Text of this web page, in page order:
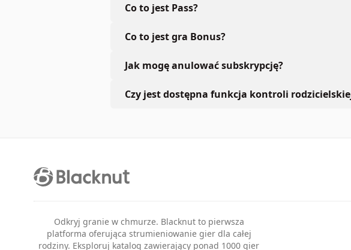
Co to jest Pass?
Co to jest gra Bonus?
Jak mogę anulować subskrypcję?
Czy jest dostępna funkcja kontroli
Odkryj granie w chmurze. Blacknut to pierwsza
platforma oferująca strumieniowanie gier dla całej
rodziny. Eksploruj katalog zawierający ponad 1000 gier